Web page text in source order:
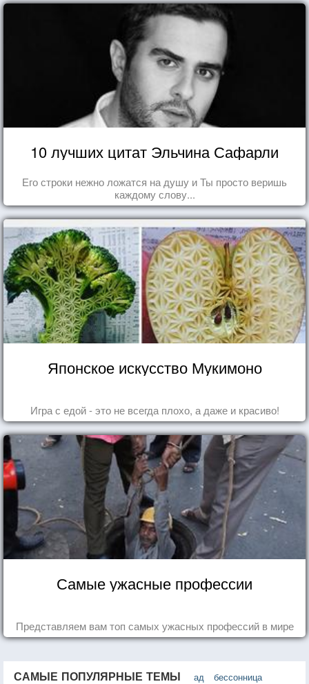
10 лучших цитат Эльчина Сафарли
Его строки нежно ложатся на душу и Ты просто веришь
каждому слову...
Японское искусство Мукимоно
Игра с едой - это не всегда плохо, а даже и красиво!
Самые ужасные профессии
Представляем вам топ самых ужасных профессий в мире
САМЫЕ ПОПУЛЯРНЫЕ ТЕМЫ ад
бессонница